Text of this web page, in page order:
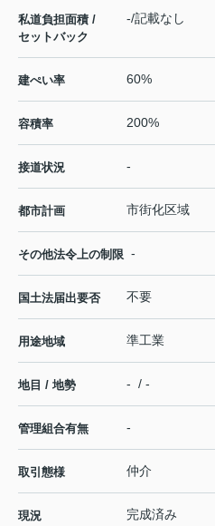
私道負担面積 /
セットバック
-/記載なし
建ぺい率 60%
容積率 200%
接道状況 -
都市計画 市街化区域
その他法令上の制限 -
国土法届出要否 不要
用途地域 準工業
地目 / 地勢 - / -
管理組合有無 -
取引態様 仲介
現況 完成済み